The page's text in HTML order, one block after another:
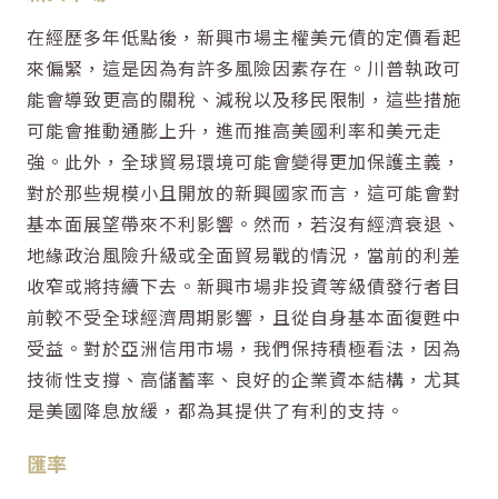
在經歷多年低點後，新興市場主權美元債的定價看起
來偏緊，這是因為有許多風險因素存在。川普執政可
能會導致更高的關稅、減稅以及移民限制，這些措施
可能會推動通膨上升，進而推高美國利率和美元走
強。此外，全球貿易環境可能會變得更加保護主義，
對於那些規模小且開放的新興國家而言，這可能會對
基本面展望帶來不利影響。然而，若沒有經濟衰退、
地緣政治風險升級或全面貿易戰的情況，當前的利差
收窄或將持續下去。新興市場非投資等級債發行者目
前較不受全球經濟周期影響，且從自身基本面復甦中
受益。對於亞洲信用市場，我們保持積極看法，因為
技術性支撐、高儲蓄率、良好的企業資本結構，尤其
是美國降息放緩，都為其提供了有利的支持。
匯率